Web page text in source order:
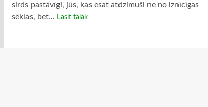
sirds pastāvīgi, jūs, kas esat atdzimuši ne no iznīcīgas
sēklas, bet... Lasīt tālāk